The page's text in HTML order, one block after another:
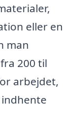
eller en
man
200 til
arbejdet,